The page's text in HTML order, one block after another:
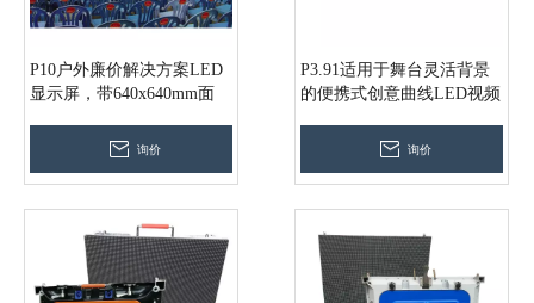
P10户外廉价解决方案LED
显示屏，带640x640mm面
询价
P3.91适用于舞台灵活背景
的便携式创意曲线LED视频
询价